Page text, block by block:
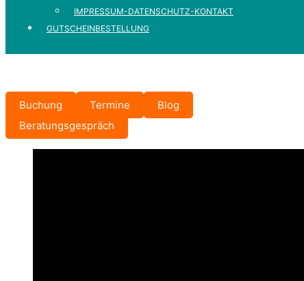
IMPRESSUM-DATENSCHUTZ-KONTAKT
GUTSCHEINBESTELLUNG
Buchung Termine
Blog
Beratungsgespräch